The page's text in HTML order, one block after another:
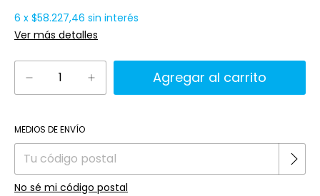
6 x $58.227,46 sin interés
Ver más detalles
Entregas para el CP:
MEDIOS DE ENVÍO
No sé mi código postal